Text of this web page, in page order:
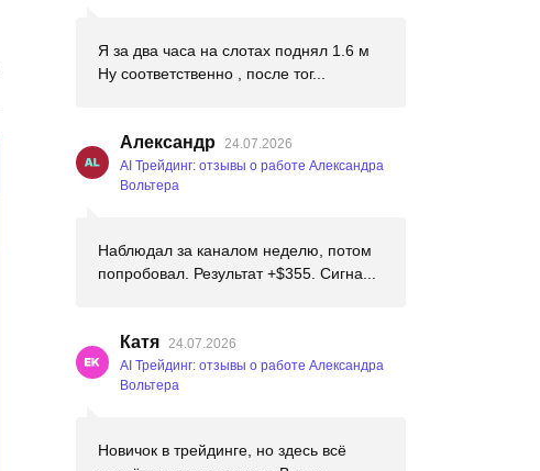
Я за два часа на слотах поднял 1.6 м
Ну соответственно , после тог...
Александр
24.07.2026
AI Трейдинг: отзывы о работе Александра
Вольтера
Наблюдал за каналом неделю, потом
попробовал. Результат +$355. Сигна...
Катя 24.07.2026
AI Трейдинг: отзывы о работе Александра
Вольтера
Новичок в трейдинге, но здесь всё